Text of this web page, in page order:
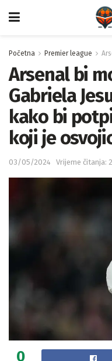
Početna Premier league
Arsenal bi
Gabriela
kako bi
koji je
03/05/2024 Vrijeme čitanja:
0